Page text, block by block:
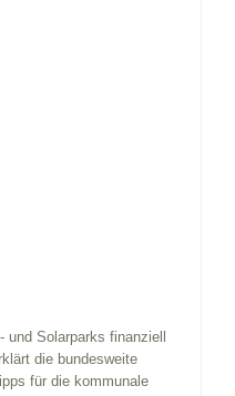
Solarparks finanziell
die bundesweite
für die kommunale